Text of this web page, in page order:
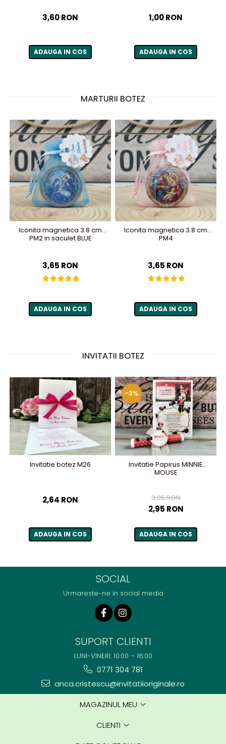
3,60 RON
ADAUGA IN COS
1,00 RON
ADAUGA IN COS
MARTURII BOTEZ
Iconita magnetica 3.8 cm
PM2 in saculet BLUE
3,65 RON
ADAUGA IN COS
Iconita magnetica 3.8 cm
PM4
3,65 RON
ADAUGA IN COS
INVITATII BOTEZ
Invitatie botez M26
2,64 RON
ADAUGA IN COS
-3%
Invitatie Papirus MINNIE
MOUSE
3,05 RON
2,95 RON
ADAUGA IN COS
SOCIAL
Urmareste-ne in social media
SUPORT CLIENTI
LUNI-VINERI: 10:00 – 16:00
0771 304 781
anca.cristescu@invitatiioriginale.ro
MAGAZINUL MEU
CLIENTI